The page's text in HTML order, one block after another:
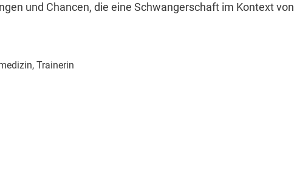
und Chancen, die eine Schwangerschaft im Kontext von
Trainerin